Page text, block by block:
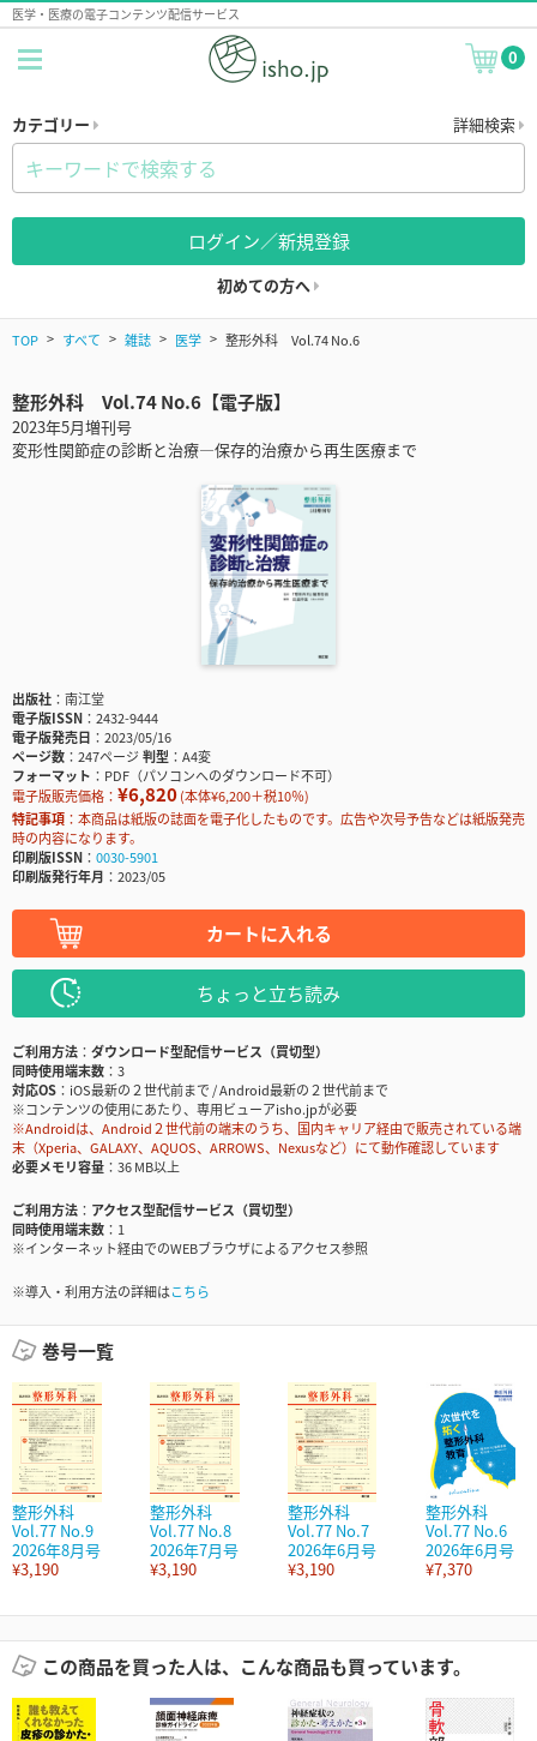
医学・医療の電子コンテンツ配信サービス
0
カテゴリー 詳細検索
ログイン／新規登録
初めての方へ
TOP すべて 雑誌 医学 整形外科 Vol.74 No.6
整形外科 Vol.74 No.6【電子版】
2023年5月増刊号
変形性関節症の診断と治療―保存的治療から再生医療まで
出版社
南江堂
電子版ISSN
2432-9444
電子版発売日
2023/05/16
ページ数
247ページ判型
A4変
フォーマット
PDF（パソコンへのダウンロード不可）
電子版販売価格： ¥6,820(本体¥6,200＋税10％)
特記事項
本商品は紙版の誌面を電子化したものです。広告や次号予告などは紙版発売
時の内容になります。
印刷版ISSN
0030-5901
印刷版発行年月
2023/05
カートに入れる
ちょっと立ち読み
ご利用方法
ダウンロード型配信サービス（買切型）
同時使用端末数
3
対応OS
iOS最新の２世代前まで / Android最新の２世代前まで
※コンテンツの使用にあたり、専用ビューアisho.jpが必要
※Androidは、Android２世代前の端末のうち、国内キャリア経由で販売されている端
末（Xperia、GALAXY、AQUOS、ARROWS、Nexusなど）にて動作確認しています
必要メモリ容量
36 MB以上
ご利用方法
アクセス型配信サービス（買切型）
同時使用端末数
1
※インターネット経由でのWEBブラウザによるアクセス参照
※導入・利用方法の詳細はこちら
巻号一覧
整形外科
Vol.77 No.9
2026年8月号
¥3,190
整形外科
Vol.77 No.8
2026年7月号
¥3,190
整形外科
Vol.77 No.7
2026年6月号
¥3,190
整形外科
Vol.77 No.6
2026年6月号
¥7,370
この商品を買った人は、こんな商品も買っています。